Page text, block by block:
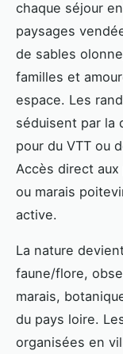
chaque séjour
paysages
de sables
familles et
espace. Les
séduisent par la
pour du VTT ou
Accès direct
ou marais
active.
La nature
faune/flore,
marais,
du pays loire.
organisées en